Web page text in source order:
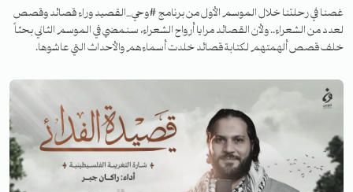
غصنا في رحلتنا خلال الموسم الأول من برنامج #وحي_القصيد وراء قصائد وقصص
لعدد من الشعراء.. ولأن القصائد مرايا أرواح الشعراء، سنمضي في الموسم الثاني بحثاً
خلف قصص ألهمتهم لكتابة قصائد خلدت أسماءهم والأحداث التي عاشوها.
منصات البودكاست